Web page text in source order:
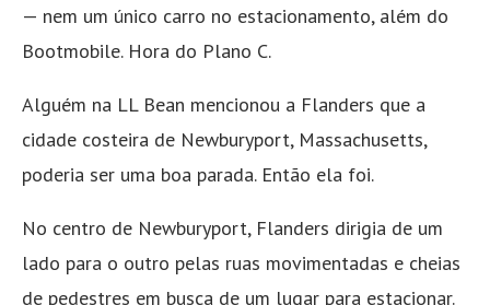
— nem um único carro no estacionamento, além do
Bootmobile. Hora do Plano C.
Alguém na LL Bean mencionou a Flanders que a
cidade costeira de Newburyport, Massachusetts,
poderia ser uma boa parada. Então ela foi.
No centro de Newburyport, Flanders dirigia de um
lado para o outro pelas ruas movimentadas e cheias
de pedestres em busca de um lugar para estacionar.